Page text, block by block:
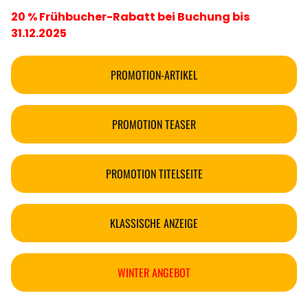
20 % Frühbucher-Rabatt bei Buchung bis
31.12.2025
PROMOTION-ARTIKEL
PROMOTION TEASER
PROMOTION TITELSEITE
KLASSISCHE ANZEIGE
WINTER ANGEBOT